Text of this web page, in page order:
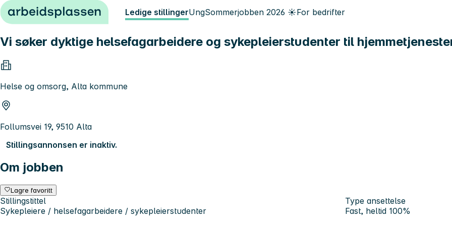
Hopp til innhold Ledige stillingerUngSommerjobben 2026 ☀️For bedrifter
Vi søker dyktige helsefagarbeidere og sykepleierstudenter til
Helse og omsorg, Alta kommune
Follumsvei 19, 9510 Alta
Stillingsannonsen er inaktiv.
Om jobben
Lagre favoritt
Stillingstittel
Sykepleiere / helsefagarbeidere / sykepleierstudenter
Type ansettelse
Fast, heltid 100%